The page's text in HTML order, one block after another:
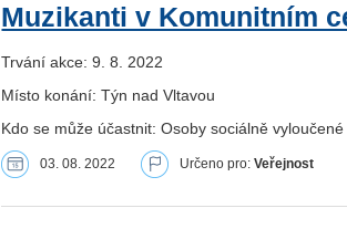
Muzikanti v Komunitním
Trvání akce: 9. 8. 2022
Místo konání: Týn nad Vltavou
Kdo se může účastnit: Osoby sociálně
03. 08. 2022 Určeno pro:Veřejnost